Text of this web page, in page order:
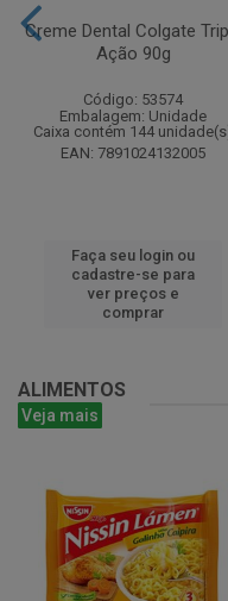
Creme Dental Colgate
Ação 90g
Código: 53574
Embalagem: Unidade
Caixa contém 144
EAN: 7891024132005
Faça seu login ou
cadastre-se para
ver preços e
comprar
ALIMENTOS
Veja mais